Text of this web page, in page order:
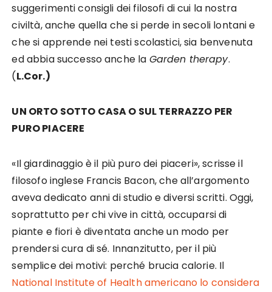
suggerimenti consigli dei filosofi di cui la nostra
civiltà, anche quella che si perde in secoli lontani e
che si apprende nei testi scolastici, sia benvenuta
ed abbia successo anche la Garden therapy.
(L.Cor.)
UN ORTO SOTTO CASA O SUL TERRAZZO PER
PURO PIACERE
«Il giardinaggio è il più puro dei piaceri», scrisse il
filosofo inglese Francis Bacon, che all’argomento
aveva dedicato anni di studio e diversi scritti. Oggi,
soprattutto per chi vive in città, occuparsi di
piante e fiori è diventata anche un modo per
prendersi cura di sé. Innanzitutto, per il più
semplice dei motivi: perché brucia calorie. Il
National Institute of Health americano lo considera